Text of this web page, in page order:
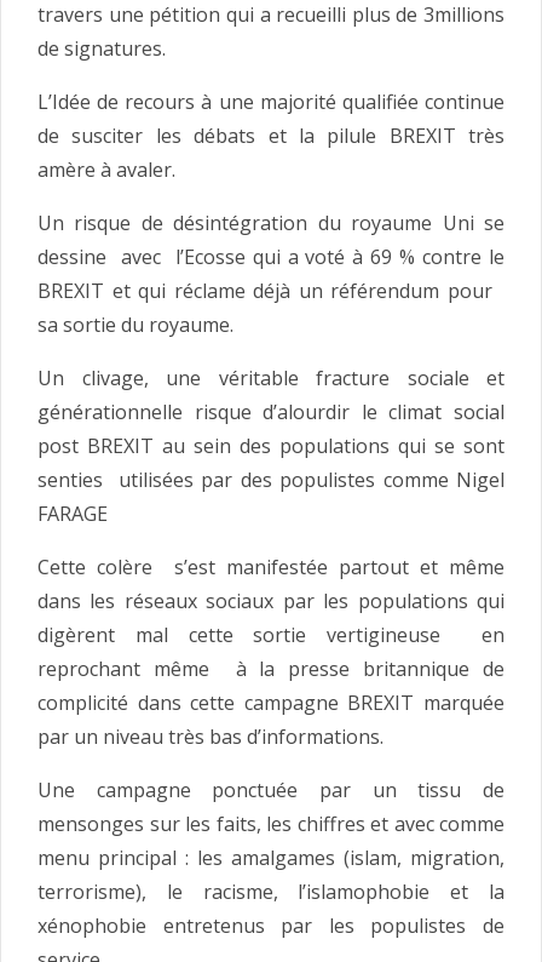
travers une pétition qui a recueilli plus de 3millions
de signatures.
L’Idée de recours à une majorité qualifiée continue
de susciter les débats et la pilule BREXIT très
amère à avaler.
Un risque de désintégration du royaume Uni se
dessine avec l’Ecosse qui a voté à 69 % contre le
BREXIT et qui réclame déjà un référendum pour
sa sortie du royaume.
Un clivage, une véritable fracture sociale et
générationnelle risque d’alourdir le climat social
post BREXIT au sein des populations qui se sont
senties utilisées par des populistes comme Nigel
FARAGE
Cette colère s’est manifestée partout et même
dans les réseaux sociaux par les populations qui
digèrent mal cette sortie vertigineuse en
reprochant même à la presse britannique de
complicité dans cette campagne BREXIT marquée
par un niveau très bas d’informations.
Une campagne ponctuée par un tissu de
mensonges sur les faits, les chiffres et avec comme
menu principal : les amalgames (islam, migration,
terrorisme), le racisme, l’islamophobie et la
xénophobie entretenus par les populistes de